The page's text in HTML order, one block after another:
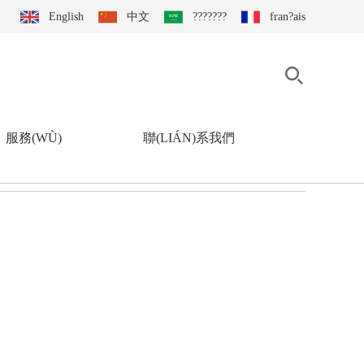
English 中文 ??????? fran?ais
服務(WÙ) 聯(LIÁN)系我們